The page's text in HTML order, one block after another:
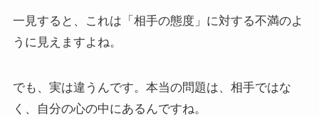
一見すると、これは「相手の態度」に対する不満のよ
うに見えますよね。
でも、実は違うんです。本当の問題は、相手ではな
く、自分の心の中にあるんですね。